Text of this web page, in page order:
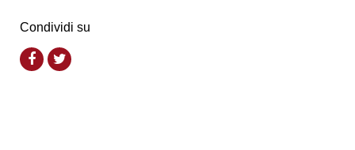
Condividi su